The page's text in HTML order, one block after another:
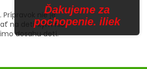
nie je
na deti, kým nie
dosahu detí.
Ďakujeme za
pochopenie. iliek